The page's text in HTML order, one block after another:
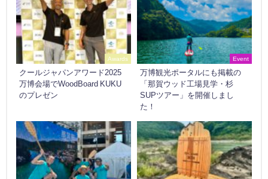
Awards
クールジャパンアワード2025
万博会場でWoodBoard KUKU
のプレゼン
Event
万博観光ポータルにも掲載の
「那賀ウッド工場見学・杉
SUPツアー」を開催しまし
た！